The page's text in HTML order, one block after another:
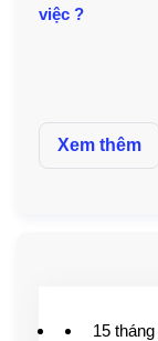
việc ?
Xem thêm
15